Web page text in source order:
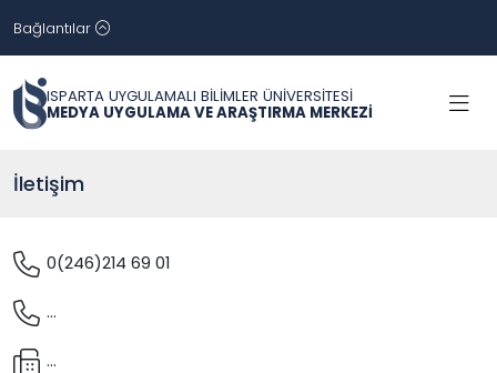
Bağlantılar
ISPARTA UYGULAMALI BİLİMLER ÜNİVERSİTESİ
MEDYA UYGULAMA VE ARAŞTIRMA MERKEZİ
İletişim
0(246)214 69 01
...
...